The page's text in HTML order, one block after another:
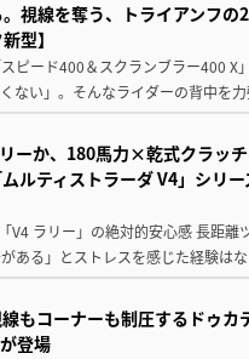
視線を奪う、トライアンフ
型】
ピード400＆スクランブラー400 X
ない」。そんなライダーの背中を
ーか、180馬力×乾式クラッ
ルティストラーダ V4」シリ
V4 ラリー」の絶対的安心感 長距離
ある」とストレスを感じた経験は
もコーナーも制圧するドゥカ
登場